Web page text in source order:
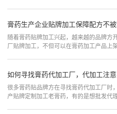
膏药生产企业贴牌加工保障配方不
随着膏药贴牌加工兴起，越来越的品牌方
厂贴牌加工，不但可以在膏药加工产品上
如何寻找膏药代加工厂，代加工注
很多膏药贴品牌方在寻找膏药代加工厂时
产贴牌定制加工老膏药，有的是想批发代